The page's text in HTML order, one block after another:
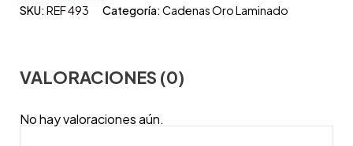
SKU:REF 493 Categoría:Cadenas Oro Laminado
VALORACIONES (0)
No hay valoraciones aún.